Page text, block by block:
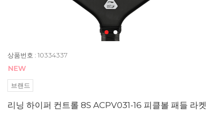
상품번호 : 10334337
브랜드
리닝 하이퍼 컨트롤 8S ACPV031-16 피클볼 패들 라켓